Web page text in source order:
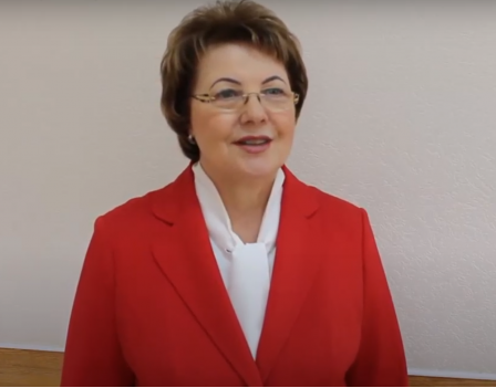
Перейти к основному содержанию